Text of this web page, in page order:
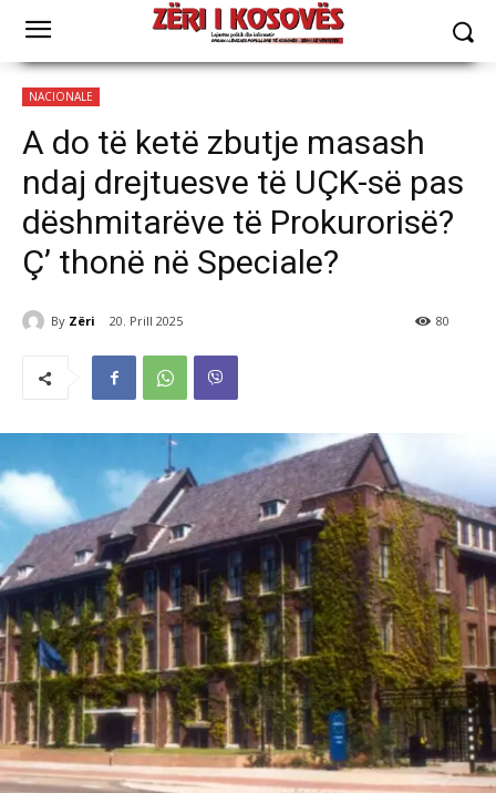
NACIONALE
A do të ketë zbutje masash
ndaj drejtuesve të UÇK-së pas
dëshmitarëve të Prokurorisë?
Ç’ thonë në Speciale?
By Zëri 20. Prill 2025 80